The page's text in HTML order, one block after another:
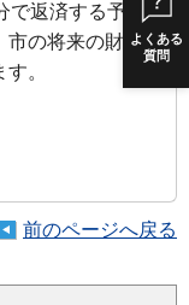
よくある
質問
返済する予定
市の将来の財政
。
前のページへ戻る